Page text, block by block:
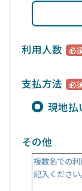
利用人数
支払方法
現地払
その他